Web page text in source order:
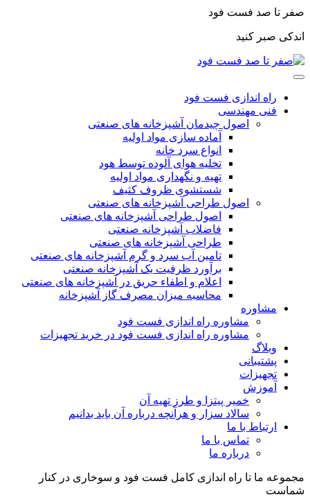
صفر تا صد فست فود
اندکی صبر کنید
راه اندازی فست فود
فنی مهندسی
اصول چیدمان آشپزخانه های صنعتی
آماده سازی مواد اولیه
انواع سرد خانه
تخلیه هوای آلوده توسط هود
تهیه و نگهداری مواد اولیه
شستشوی ظروف کثیف
اصول طراحی آشپزخانه های صنعتی
اصول طراحی آشپزخانه های صنعتی
فاضلاب آشپزخانه صنعتی
طراحی آشپزخانه های صنعتی
تامین آب سرد و گرم آشپزخانه های صنعتی
برآورد ظرفیت یک آشپزخانه صنعتی
اعلام و اطفاء حریق در آشپزخانه های صنعتی
محاسبه میزان مصرف گاز آشپزخانه
مشاوره
مشاوره راه اندازی فست فود
مشاوره راه اندازی فست فود در خرید تجهیزات
وبلاگ
پشتیبانی
تجهیزات
آموزش
خمیر پیتزا و طرز تهیه آن
سالاد سزار و هرآنچه درباره آن باید بدانیم
ارتباط با ما
تماس با ما
درباره ما
مجموعه ما تا راه اندازی کامل فست فود و سوخاری در کنار
شماست